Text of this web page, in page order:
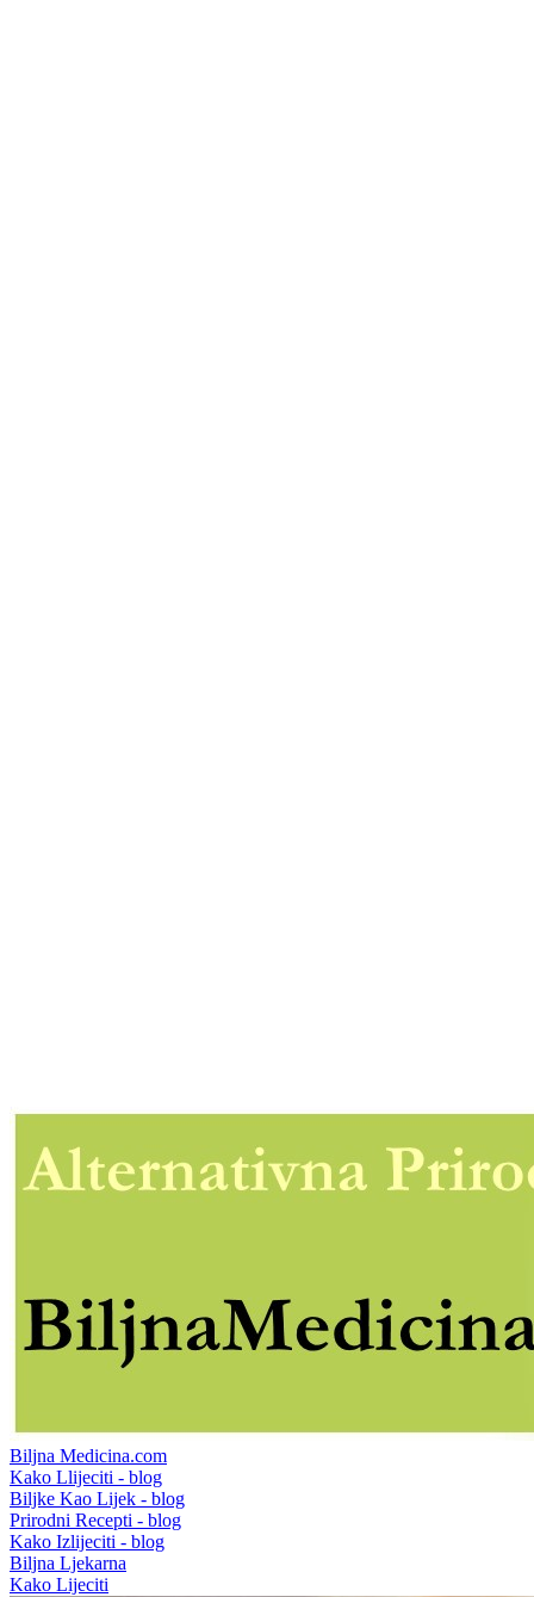
Biljna Medicina.com
Kako Llijeciti - blog
Biljke Kao Lijek - blog
Prirodni Recepti - blog
Kako Izlijeciti - blog
Biljna Ljekarna
Kako Lijeciti